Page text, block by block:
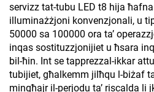
servizz tat-tubu LED t8 hija
illuminażżjoni konvenzjonali, u
50000 sa 100000 ora ta’
inqas sostituzzjonijiet u ħsara
bil-ħin. Int se tapprezzal-ikkar
tubijiet, għalkemm jilħqu l-biżaf
mingħajr il-perjodu ta’ riscalda li